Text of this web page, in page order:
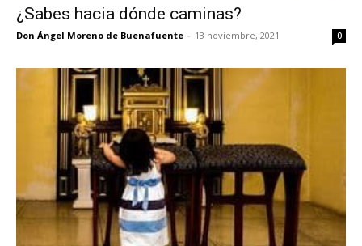
¿Sabes hacia dónde caminas?
Don Ángel Moreno de Buenafuente - 13 noviembre, 2021 0